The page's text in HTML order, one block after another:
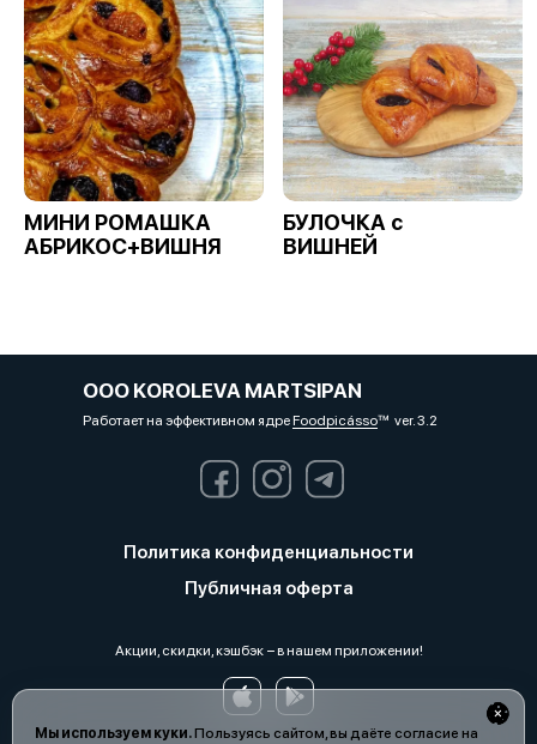
Мы используем куки.Пользуясь сайтом, вы даёте согласие на
МИНИ РОМАШКА
АБРИКОС+ВИШНЯ
БУЛОЧКА с
ВИШНЕЙ
OOO KOROLEVA MARTSIPAN
Работает на эффективном ядреFoodpicássover. 3.2
Политика конфиденциальности
Публичная оферта
Акции, скидки, кэшбэк − в нашем приложении!